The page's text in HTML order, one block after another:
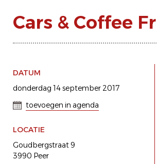
Cars & Coffee
DATUM
donderdag 14 september 2017
toevoegen in agenda
LOCATIE
Goudbergstraat 9
3990 Peer